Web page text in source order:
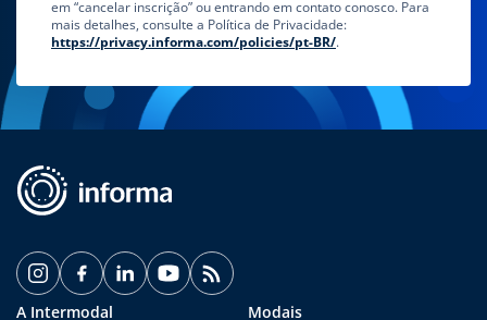
em “cancelar inscrição” ou entrando em contato conosco. Para
mais detalhes, consulte a Política de Privacidade:
https://privacy.informa.com/policies/pt-BR/.
A Intermodal Modais